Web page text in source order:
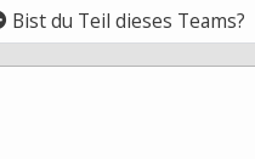
Bist du Teil dieses Teams?